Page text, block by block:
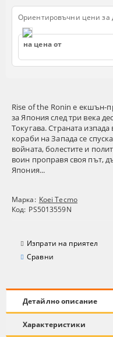
Rise of the Ronin е екшън-
за Япония след три века
Токугава. Страната
кораби на Запада се
войната, болестите и
воин проправя своя път,
Япония...
Марка: Koei Tecmo
Код: PS5013559N
Изпрати на приятел
Сравни
Ориентировъчни цени за
на цена от
Детайлно описание
Характеристики